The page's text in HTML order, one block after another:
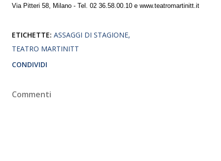
Via Pitteri 58, Milano - Tel. 02 36.58.00.10 e www.teatromartinitt.it
ETICHETTE: ASSAGGI DI STAGIONE
TEATRO MARTINITT
CONDIVIDI
Commenti